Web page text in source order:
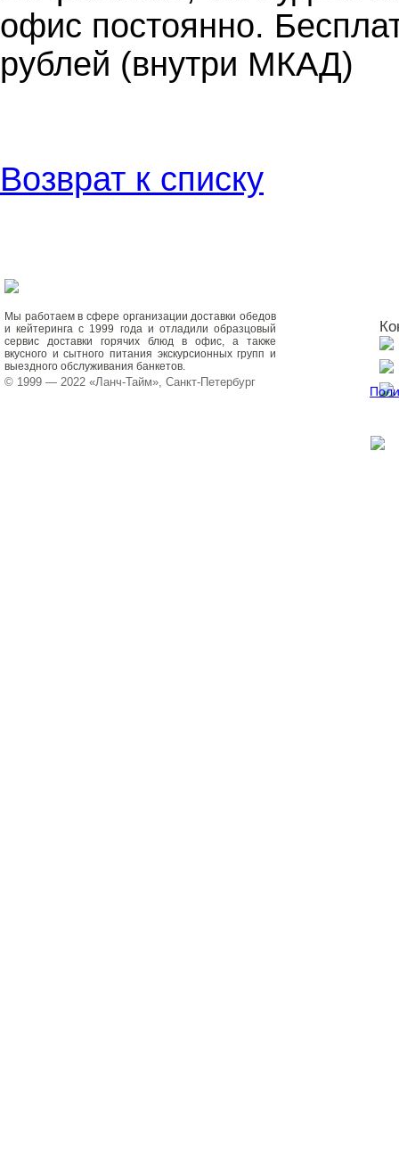
офис постоянно.
рублей (внутри МКАД)
Возврат к списку
Мы работаем в сфере организации доставки обедов
и кейтеринга с 1999 года и отладили образцовый
сервис доставки горячих блюд в офис, а также
вкусного и сытного питания экскурсионных групп и
выездного обслуживания банкетов.
© 1999 — 2022 «Ланч-Тайм», Санкт-Петербург